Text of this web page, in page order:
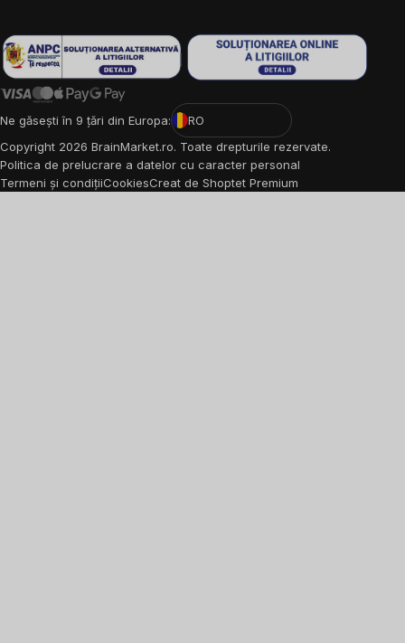
Ne găsești în 9 țări din Europa:
RO
Copyright 2026 BrainMarket.ro. Toate drepturile rezervate.
Politica de prelucrare a datelor cu caracter personal
Termeni și condițiiCookiesCreat de Shoptet Premium